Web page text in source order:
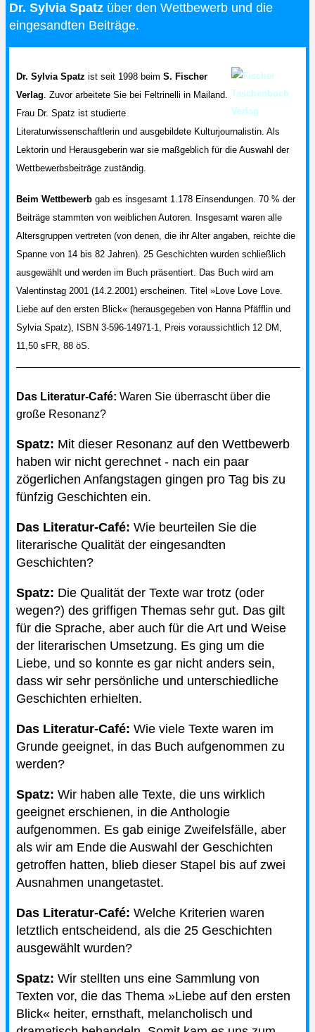
Dr. Sylvia Spatz über den Wettbewerb und die
eingesandten Beiträge.
Dr. Sylvia Spatz ist seit 1998 beim S. Fischer
Verlag. Zuvor arbeitete Sie bei Feltrinelli in Mailand.
Frau Dr. Spatz ist studierte
Literaturwissenschaftlerin und ausgebildete Kulturjournalistin. Als
Lektorin und Herausgeberin war sie maßgeblich für die Auswahl der
Wettbewerbsbeiträge zuständig.
Beim Wettbewerb gab es insgesamt 1.178 Einsendungen. 70 % der
Beiträge stammten von weiblichen Autoren. Insgesamt waren alle
Altersgruppen vertreten (von denen, die ihr Alter angaben, reichte die
Spanne von 14 bis 82 Jahren). 25 Geschichten wurden schließlich
ausgewählt und werden im Buch präsentiert. Das Buch wird am
Valentinstag 2001 (14.2.2001) erscheinen. Titel »Love Love Love.
Liebe auf den ersten Blick« (herausgegeben von Hanna Pfäfflin und
Sylvia Spatz), ISBN 3-596-14971-1, Preis voraussichtlich 12 DM,
11,50 sFR, 88 öS.
Das Literatur-Café: Waren Sie überrascht über die
große Resonanz?
Spatz: Mit dieser Resonanz auf den Wettbewerb
haben wir nicht gerechnet - nach ein paar
zögerlichen Anfangstagen gingen pro Tag bis zu
fünfzig Geschichten ein.
Das Literatur-Café: Wie beurteilen Sie die
literarische Qualität der eingesandten
Geschichten?
Spatz: Die Qualität der Texte war trotz (oder
wegen?) des griffigen Themas sehr gut. Das gilt
für die Sprache, aber auch für die Art und Weise
der literarischen Umsetzung. Es ging um die
Liebe, und so konnte es gar nicht anders sein,
dass wir sehr persönliche und unterschiedliche
Geschichten erhielten.
Das Literatur-Café: Wie viele Texte waren im
Grunde geeignet, in das Buch aufgenommen zu
werden?
Spatz: Wir haben alle Texte, die uns wirklich
geeignet erschienen, in die Anthologie
aufgenommen. Es gab einige Zweifelsfälle, aber
als wir am Ende die Auswahl der Geschichten
getroffen hatten, blieb dieser Stapel bis auf zwei
Ausnahmen unangetastet.
Das Literatur-Café: Welche Kriterien waren
letztlich entscheidend, als die 25 Geschichten
ausgewählt wurden?
Spatz: Wir stellten uns eine Sammlung von
Texten vor, die das Thema »Liebe auf den ersten
Blick« heiter, ernsthaft, melancholisch und